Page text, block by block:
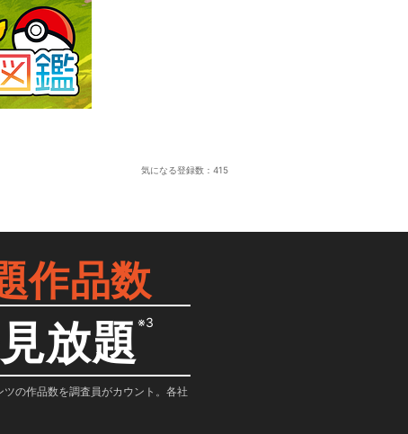
気になる登録数： 415
作品数
見放題※3
の作品数を調査員がカウント。各社